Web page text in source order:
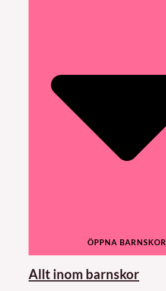
ÖPPNA BARNSKOR
Allt inom barnskor